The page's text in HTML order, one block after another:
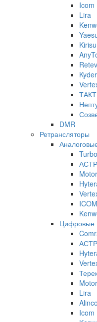
Icom
Lira
ТАКТ
DMR
Ретрансляторы
ICOM
Цифровые
Lira
Alinco
Icom